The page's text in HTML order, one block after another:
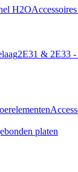
H2O
2E31 & 2E33 -
platen